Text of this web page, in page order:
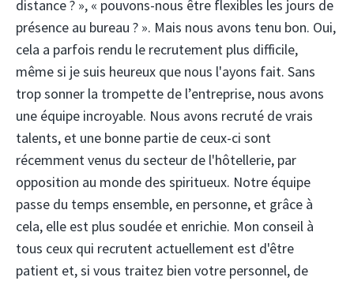
distance ? », « pouvons-nous être flexibles les jours de
présence au bureau ? ». Mais nous avons tenu bon. Oui,
cela a parfois rendu le recrutement plus difficile,
même si je suis heureux que nous l'ayons fait. Sans
trop sonner la trompette de l’entreprise, nous avons
une équipe incroyable. Nous avons recruté de vrais
talents, et une bonne partie de ceux-ci sont
récemment venus du secteur de l'hôtellerie, par
opposition au monde des spiritueux. Notre équipe
passe du temps ensemble, en personne, et grâce à
cela, elle est plus soudée et enrichie. Mon conseil à
tous ceux qui recrutent actuellement est d'être
patient et, si vous traitez bien votre personnel, de